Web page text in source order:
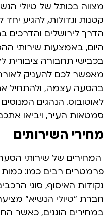
מצווה בכותל של טיולי
קטנות וגדולות, להגיע
הדרך לירושלים והדרכים
היום, באמצעות שירותי
בכבישי תחבורה ציבורית
מאפשר לכם להעניק
בהסעה עצמה, ולהתחיל
לאוטובוס. הנהגים
סמטאות העיר, ויביאו
מחירי השירותים
המחירים של שירותי
פרמטרים רבים כמו: כמות
נקודות האיסוף, סוגי
חברת "טיולי הנשיא"
במחירים הוגנים, כאשר